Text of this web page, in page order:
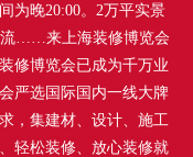
为晚20:00。2万平实景
流……来上海装修博览会
修博览会已成为千万业
严选国际国内一线大牌
，集建材、设计、施工
轻松装修、放心装修就